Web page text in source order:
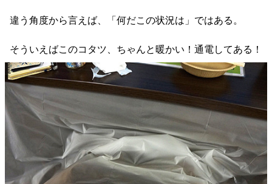
違う角度から言えば、「何だこの状況は」ではある。
そういえばこのコタツ、ちゃんと暖かい！通電してある！